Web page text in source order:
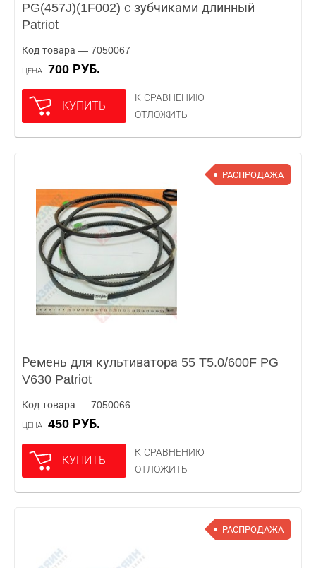
PG(457J)(1F002) с зубчиками длинный
Patriot
Код товара — 7050067
ЦЕНА 700 РУБ.
КУПИТЬ
К СРАВНЕНИЮ
ОТЛОЖИТЬ
РАСПРОДАЖА
Ремень для культиватора 55 T5.0/600F PG
V630 Patriot
Код товара — 7050066
ЦЕНА 450 РУБ.
КУПИТЬ
К СРАВНЕНИЮ
ОТЛОЖИТЬ
РАСПРОДАЖА